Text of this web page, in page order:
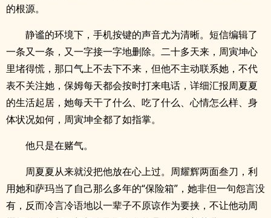
的根源。
静谧的环境下，手机按键的声音尤为清晰。短信编辑了
一条又一条，又一字接一字地删除。二十多天来，周寅坤心
里堵得慌，那口气上不去下不来，但他不主动联系她，不代
表不关注她，保姆每天都会按时打来电话，详细汇报周夏夏
的生活起居，她每天干了什么、吃了什么、心情怎么样、身
体状况如何，周寅坤全都了如指掌。
他只是在赌气。
周夏夏从来就没把他放在心上过。周耀辉两面叁刀，利
用她和萨玛当了自己那么多年的“保险箱”，她非但一句怨言没
有，反而冷言冷语地以一辈子不原谅作为要挟，不让他动周